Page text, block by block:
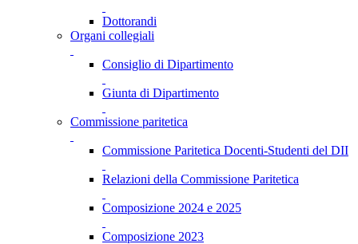
Dottorandi
Organi collegiali
Consiglio di Dipartimento
Giunta di Dipartimento
Commissione paritetica
Commissione Paritetica Docenti-Studenti del DII
Relazioni della Commissione Paritetica
Composizione 2024 e 2025
Composizione 2023